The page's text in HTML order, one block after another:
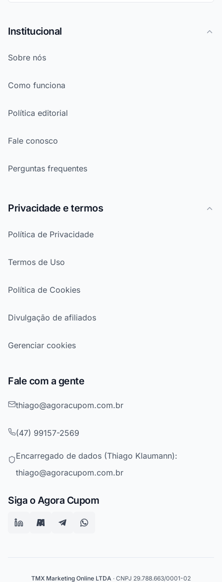
Institucional
Sobre nós
Como funciona
Política editorial
Fale conosco
Perguntas frequentes
Privacidade e termos
Política de Privacidade
Termos de Uso
Política de Cookies
Divulgação de afiliados
Gerenciar cookies
Fale com a gente
thiago@agoracupom.com.br
(47) 99157-2569
Encarregado de dados (Thiago Klaumann):
thiago@agoracupom.com.br
Siga o Agora Cupom
TMX Marketing Online LTDA · CNPJ 29.788.663/0001-02